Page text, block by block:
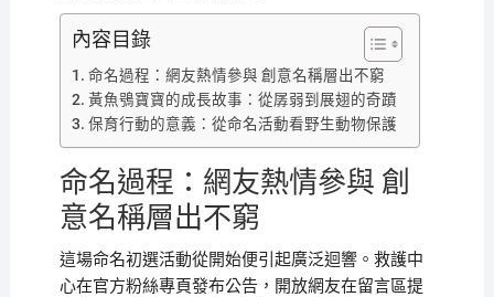
內容目錄
命名過程：網友熱情參與 創意名稱層出不窮
黃魚鴞寶寶的成長故事：從孱弱到展翅的奇蹟
保育行動的意義：從命名活動看野生動物保護
命名過程：網友熱情參與 創
意名稱層出不窮
這場命名初選活動從開始便引起廣泛迴響。救護中
心在官方粉絲專頁發布公告，開放網友在留言區提